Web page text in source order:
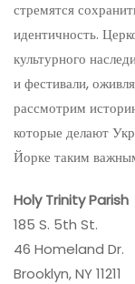
стремятся
идентичность.
культурного
и фестивали,
рассмотрим
которые делают
Йорке таким
Holy Trinity Parish
185 S. 5th St.
46 Homeland Dr.
Brooklyn, NY 11211